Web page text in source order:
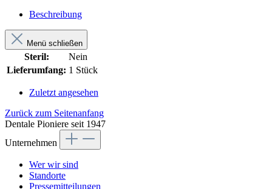
Beschreibung
Menü schließen
Steril:
Nein
Lieferumfang: 1 Stück
Zuletzt angesehen
Zurück zum Seitenanfang
Dentale Pioniere seit 1947
Unternehmen
Wer wir sind
Standorte
Pressemitteilungen